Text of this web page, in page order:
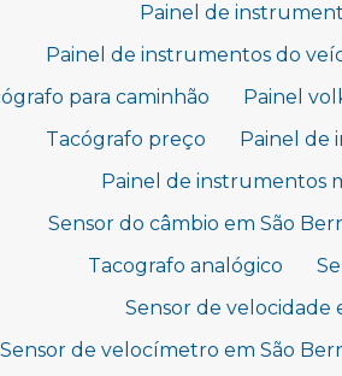
Painel de
Painel de instrumentos do
para caminhão
Painel
Tacógrafo preço
Painel de
Painel de instrumentos
Sensor do câmbio em São
Tacografo analógico
Sensor de velocidade
Sensor de velocímetro em São